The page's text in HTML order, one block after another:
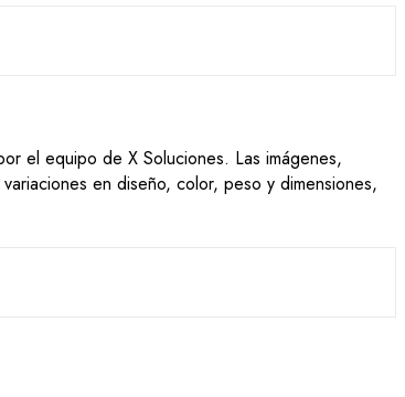
el equipo de X Soluciones. Las imágenes,
en diseño, color, peso y dimensiones,